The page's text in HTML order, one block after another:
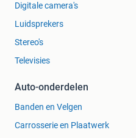
Digitale camera's
Luidsprekers
Stereo's
Televisies
Auto-onderdelen
Banden en Velgen
Carrosserie en Plaatwerk